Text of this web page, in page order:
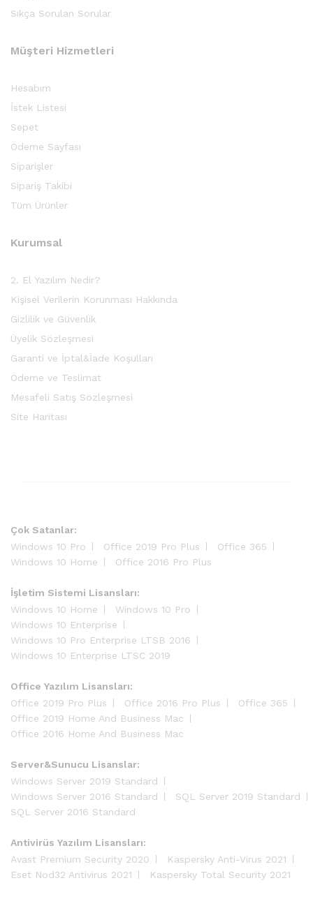
Sıkça Sorulan Sorular
Müşteri Hizmetleri
Hesabım
İstek Listesi
Sepet
Ödeme Sayfası
Siparişler
Sipariş Takibi
Tüm Ürünler
Kurumsal
2. El Yazılım Nedir?
Kişisel Verilerin Korunması Hakkında
Gizlilik ve Güvenlik
Üyelik Sözleşmesi
Garanti ve İptal&İade Koşulları
Ödeme ve Teslimat
Mesafeli Satış Sözleşmesi
Site Haritası
Çok Satanlar:
Windows 10 Pro
Office 2019 Pro Plus
Office 365
Windows 10 Home
Office 2016 Pro Plus
İşletim Sistemi Lisansları:
Windows 10 Home
Windows 10 Pro
Windows 10 Enterprise
Windows 10 Pro Enterprise LTSB 2016
Windows 10 Enterprise LTSC 2019
Office Yazılım Lisansları:
Office 2019 Pro Plus
Office 2016 Pro Plus
Office 365
Office 2019 Home And Business Mac
Office 2016 Home And Business Mac
Server&Sunucu Lisanslar:
Windows Server 2019 Standard
Windows Server 2016 Standard
SQL Server 2019 Standard
SQL Server 2016 Standard
Antivirüs Yazılım Lisansları:
Avast Premium Security 2020
Kaspersky Anti-Virus 2021
Eset Nod32 Antivirus 2021
Kaspersky Total Security 2021